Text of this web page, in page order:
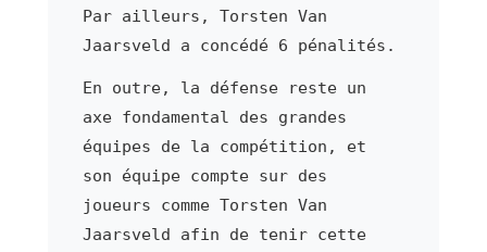
Par ailleurs, Torsten Van
Jaarsveld a concédé 6 pénalités.
En outre, la défense reste un
axe fondamental des grandes
équipes de la compétition, et
son équipe compte sur des
joueurs comme Torsten Van
Jaarsveld afin de tenir cette